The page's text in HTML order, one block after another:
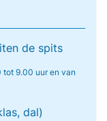
de spits
tot 9.00 uur en van
dal)